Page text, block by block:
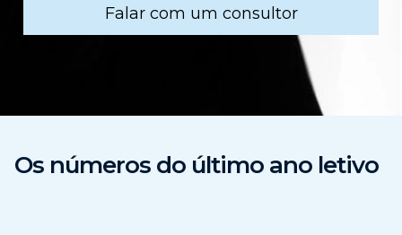
Falar com um consultor
Os números do último ano letivo